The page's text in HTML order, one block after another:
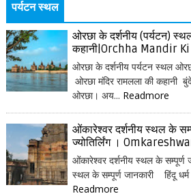
पर्यटन स्थल
ओरछा के दर्शनीय (पर्यटन)
कहानी|Orchha Mandir
ओरछा के दर्शनीय पर्यटन स्थल
ओरछा मंदिर रामलला की कहानी
ओरछा। अय... Readmore
ओंकारेश्वर दर्शनीय स्थल के
ज्योतिर्लिंग ।
ओंकारेश्वर दर्शनीय स्थल के सम्पूर्ण
स्थल के सम्पूर्ण जानकारी हिंदू
Readmore